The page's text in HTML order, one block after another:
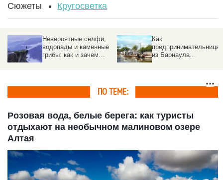
Сюжеты Кругосветка
Невероятные селфи,
водопады и каменные
грибы: как и зачем
Как
предпринимательница
из Барнаула
актрисой
ПО ТЕМЕ:
Розовая вода, белые берега: как туристы
отдыхают на необычном малиновом озере
Алтая